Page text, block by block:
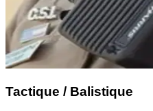
Tactique / Balistique